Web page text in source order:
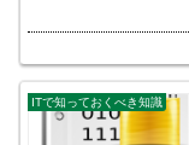
ITで知っておくべき知識